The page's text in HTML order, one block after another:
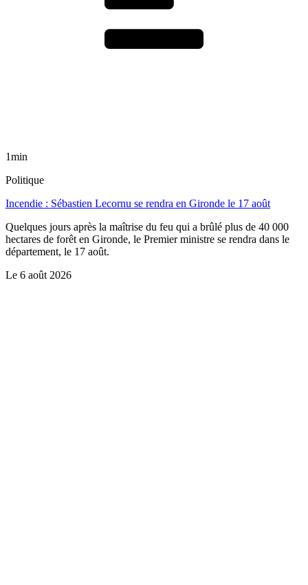
1min
Politique
Incendie : Sébastien Lecornu se rendra en Gironde le 17 août
Quelques jours après la maîtrise du feu qui a brûlé plus de 40 000
hectares de forêt en Gironde, le Premier ministre se rendra dans le
département, le 17 août.
Le 6 août 2026